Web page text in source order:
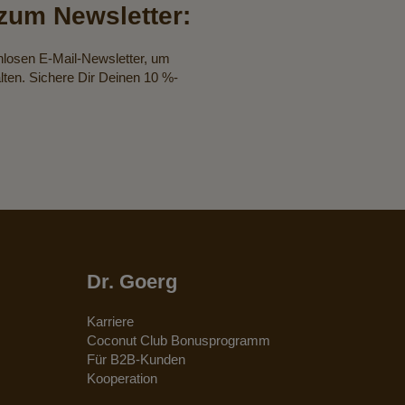
Newsletter:
E-Mail-Newsletter, um
Sichere Dir Deinen 10 %-
Dr. Goerg
Karriere
Coconut Club Bonusprogramm
Für B2B-Kunden
Kooperation